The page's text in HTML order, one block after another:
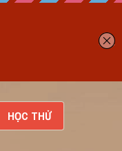
HỌC THỬ